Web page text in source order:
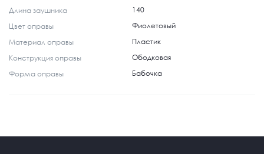
Длина заушника
140
Цвет оправы
Фиолетовый
Материал оправы
Пластик
Конструкция оправы
Ободковая
Форма оправы
Бабочка